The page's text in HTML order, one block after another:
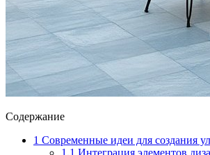
Содержание
1 Современные идеи для создания
1.1 Интеграция элементов